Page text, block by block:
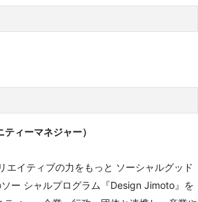
ィーマネジャー）
イティブの力をもっと ソーシャルグッド
ー シャルプログラム『Design Jimoto』を